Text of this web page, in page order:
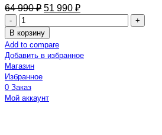
64 990₽ 51 990 ₽
В корзину
Add to compare
Добавить в избранное
Магазин
Избранное
0 Заказ
Мой аккаунт